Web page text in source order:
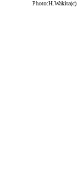
Photo:H.Wakita(c)